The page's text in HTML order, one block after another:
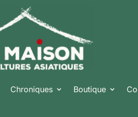
Chroniques Boutique